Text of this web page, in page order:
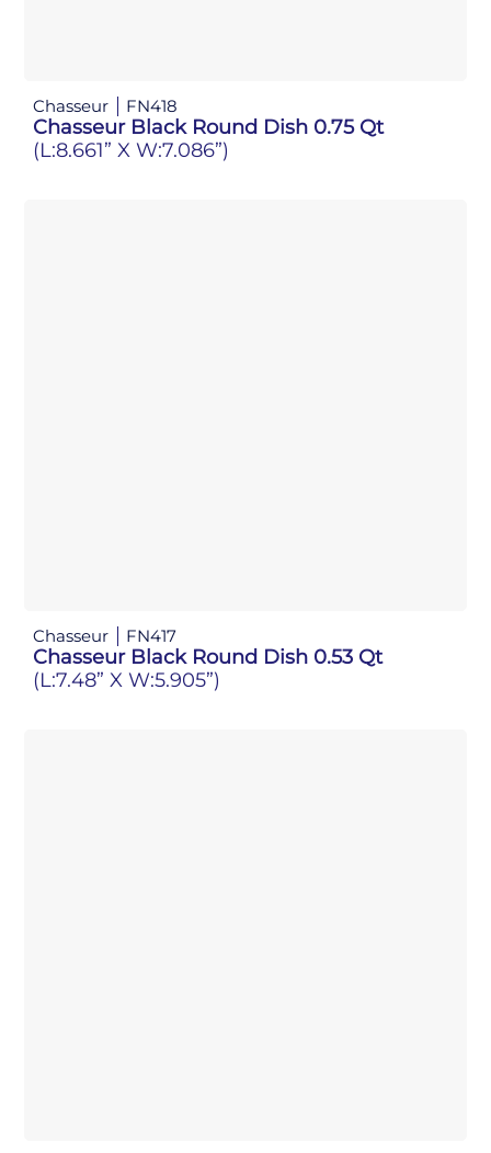
Chasseur FN418
Chasseur Black Round Dish 0.75 Qt
(L:8.661” X W:7.086”)
Chasseur FN417
Chasseur Black Round Dish 0.53 Qt
(L:7.48” X W:5.905”)